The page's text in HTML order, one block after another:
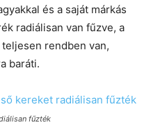
és a saját márkás
radiálisan van fűzve, a
rendben van,
baráti.
fűzték